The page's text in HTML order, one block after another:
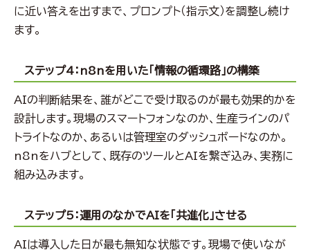
に近い答えを出すまで、プロンプト（指示文）を調整し続け
ます。
ステップ4：n8nを用いた「情報の循環路」の構築
AIの判断結果を、誰がどこで受け取るのが最も効果的かを
設計します。現場のスマートフォンなのか、生産ラインのパ
トライトなのか、あるいは管理室のダッシュボードなのか。
n8nをハブとして、既存のツールとAIを繋ぎ込み、実務に
組み込みます。
ステップ5：運用のなかでAIを「共進化」させる
AIは導入した日が最も無知な状態です。現場で使いなが